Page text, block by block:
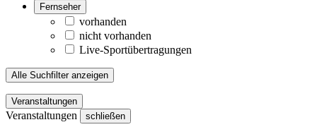
Fernseher
vorhanden
nicht vorhanden
Live-Sportübertragungen
Alle Suchfilter anzeigen
Veranstaltungen
Veranstaltungen schließen